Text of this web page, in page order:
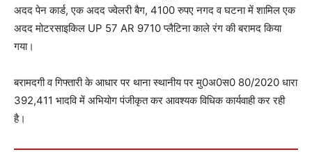
अदद पेन कार्ड, एक अदद ज्वेलरी बैग, 4100 रुपए नगद व घटना में शामिल एक
अदद मोटरसाइकिल UP 57 AR 9710 प्लैटिना काले रंग की बरामद किया
गया।
बरामदगी व गिफ्तारी के आधार पर थाना स्थानीय पर मु0अ0स0 80/2020 धारा
392,411 भादवि में अभियोग पंजीकृत कर आवश्यक विधिक कार्यवाही कर रही
है।